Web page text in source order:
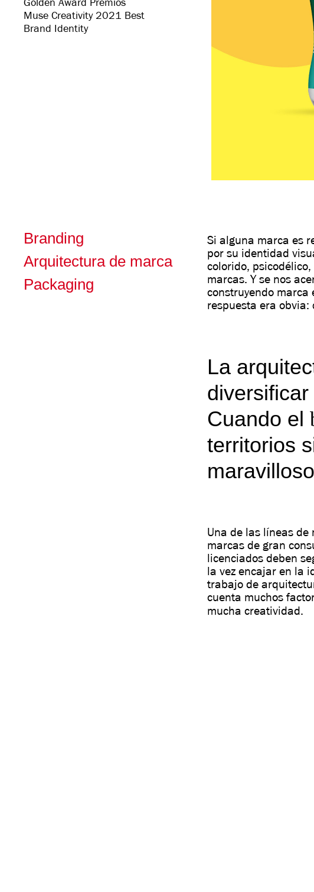
Golden Award Premios
Muse Creativity 2021 Best
Brand Identity
Branding
Arquitectura de marca
Packaging
Si alguna marca es
por su identidad
colorido,
marcas. Y se nos
construyendo marca
respuesta era obvia:
La
Cuando el
territorios
Una de las líneas de
marcas de gran
licenciados deben
la vez encajar en la
trabajo de
cuenta muchos
mucha creatividad.